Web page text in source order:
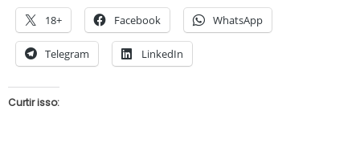
18+ Facebook WhatsApp
Telegram LinkedIn
Curtir isso: